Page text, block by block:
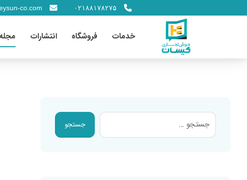
۰۲۱۸۸۱۷۸۲۷۵ co.com
خدمات فروشگاه انتشارات
جستجو